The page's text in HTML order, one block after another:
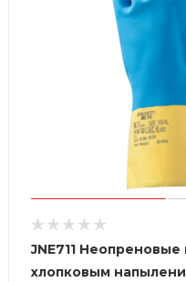
JNE711 Неопреновые
хлопковым